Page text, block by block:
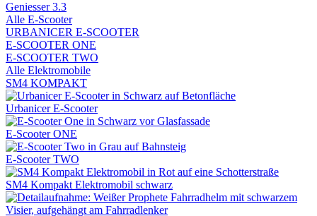
Geniesser 3.3
Alle E-Scooter
URBANICER E-SCOOTER
E-SCOOTER ONE
E-SCOOTER TWO
Alle Elektromobile
SM4 KOMPAKT
Urbanicer E-Scooter
E-Scooter ONE
E-Scooter TWO
SM4 Kompakt Elektromobil schwarz